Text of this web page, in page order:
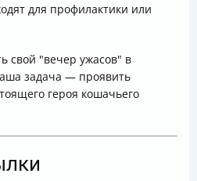
для профилактики или
свой "вечер ужасов" в
задача — проявить
героя кошачьего